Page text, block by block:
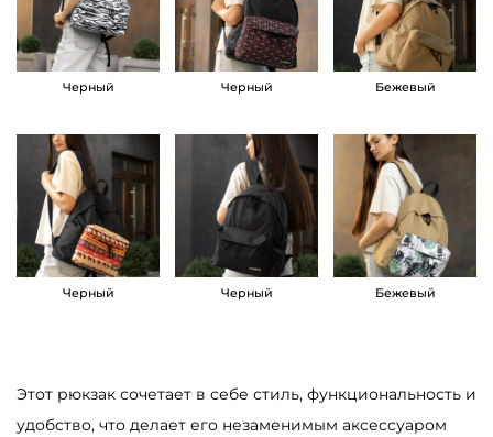
т
в
о
о
в
а
р
а
Ж
Черный Черный Бежевый
Черный Черный Бежевый
Этот рюкзак сочетает в себе стиль, функциональность и
удобство, что делает его незаменимым аксессуаром